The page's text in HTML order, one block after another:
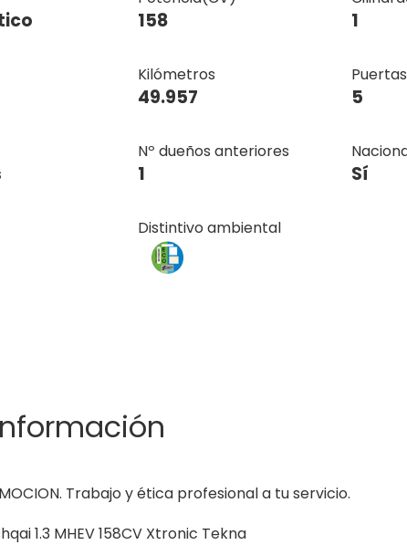
158 1
Kilómetros
49.957
Puertas
5
Nº dueños anteriores
1 Sí
Distintivo ambiental
Trabajo y ética profesional a tu servicio.
1.3 MHEV 158CV Xtronic Tekna